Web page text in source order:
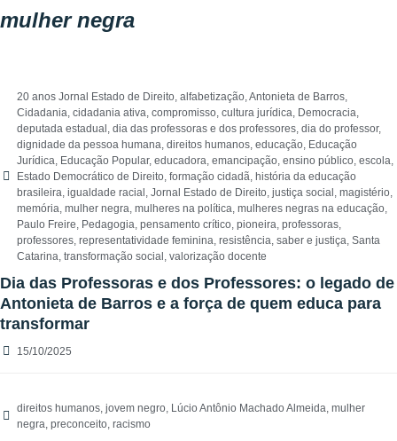
mulher negra
20 anos Jornal Estado de Direito, alfabetização,Antonieta de Barros,
Cidadania, cidadania ativa, compromisso, cultura jurídica, Democracia,
deputada estadual , dia das professoras e dos professores, dia do professor,
dignidade da pessoa humana, direitos humanos, educação, Educação
Jurídica, Educação Popular, educadora, emancipação, ensino público, escola,
Estado Democrático de Direito, formação cidadã, história da educação
brasileira, igualdade racial , Jornal Estado de Direito, justiça social , magistério,
memória, mulher negra, mulheres na política, mulheres negras na educação,
Paulo Freire, Pedagogia, pensamento crítico, pioneira, professoras,
professores, representatividade feminina, resistência, saber e justiça, Santa
Catarina, transformação social , valorização docente
Dia das Professoras e dos Professores: o legado de
Antonieta de Barros e a força de quem educa para
transformar
15/10/2025
direitos humanos, jovem negro, Lúcio Antônio Machado Almeida, mulher
negra, preconceito, racismo